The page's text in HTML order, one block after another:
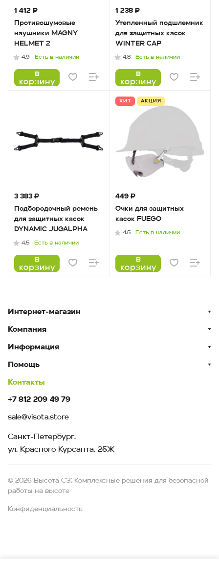
1 412 ₽
Противошумовые
наушники MAGNY
HELMET 2
4.9 Есть в наличии
в
корзину
1 238 ₽
Утепленный подшлемник
для защитных касок
WINTER CAP
4.8 Есть в наличии
в
корзину
3 383 ₽
Подбородочный ремень
для защитных касок
DYNAMIC JUGALPHA
4.5 Есть в наличии
в
корзину
ХИТ АКЦИЯ
449 ₽
Очки для защитных
касок FUEGO
4.5 Есть в наличии
в
корзину
Интернет-магазин
Компания
Информация
Помощь
Контакты
+7 812 209 49 79
sale@visota.store
Санкт-Петербург,
ул. Красного Курсанта, 25Ж
© 2026 Высота СЗ: Комплексные решения для безопасной
работы на высоте
Конфиденциальность